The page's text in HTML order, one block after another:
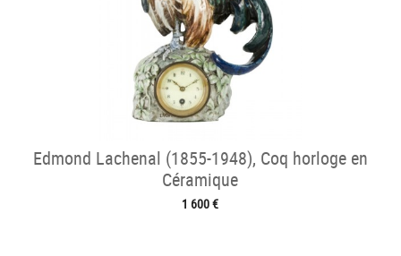
Edmond Lachenal (1855-1948), Coq horloge en
Céramique
1 600 €